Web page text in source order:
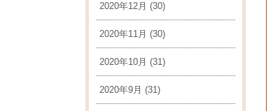
2020年12月 (30)
2020年11月 (30)
2020年10月 (31)
2020年9月 (31)